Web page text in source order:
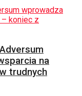
na
trudnych